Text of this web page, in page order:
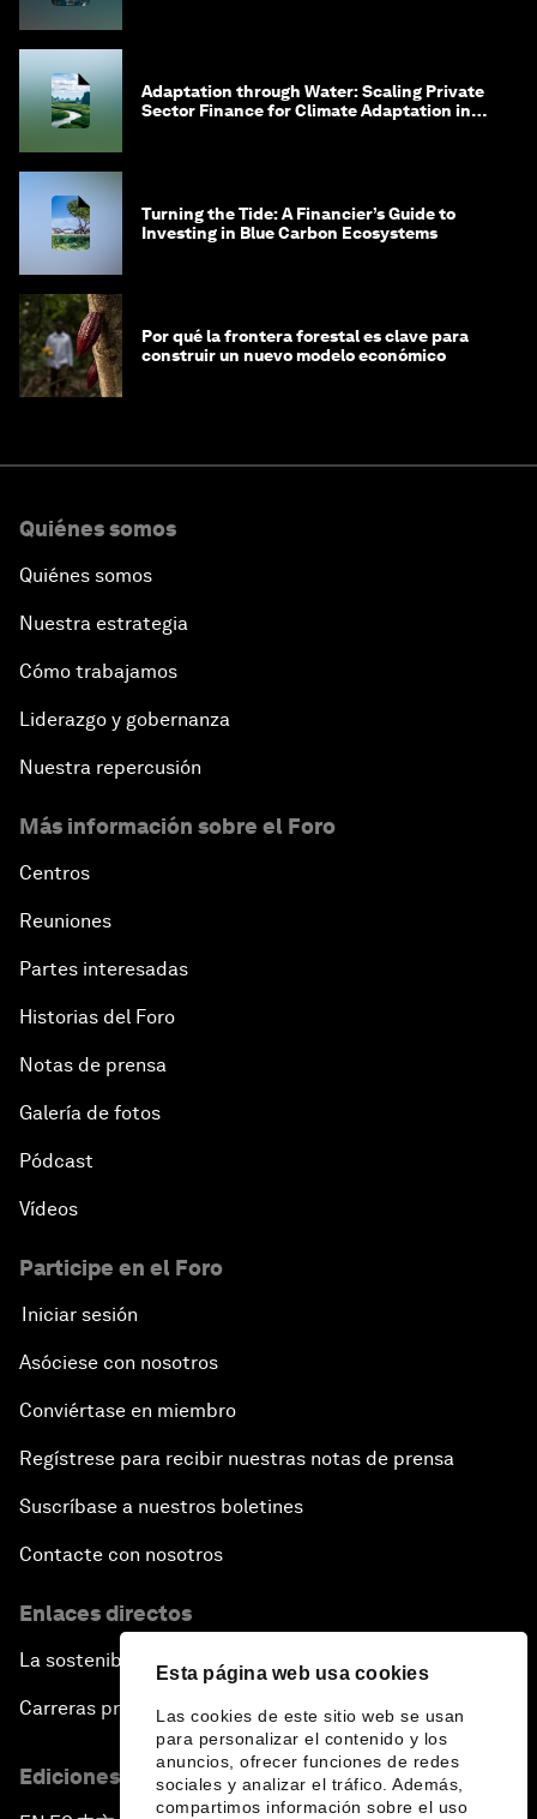
Esta página web usa cookies
Las cookies de este sitio web se usan
para personalizar el contenido y los
anuncios, ofrecer funciones de redes
sociales y analizar el tráfico. Además,
compartimos información sobre el uso
Adaptation through Water: Scaling Private
Sector Finance for Climate Adaptation in
Turning the Tide: A Financier’s Guide to
Investing in Blue Carbon Ecosystems
Por qué la frontera forestal es clave para
construir un nuevo modelo económico
Quiénes somos
Quiénes somos
Nuestra estrategia
Cómo trabajamos
Liderazgo y gobernanza
Nuestra repercusión
Más información sobre el Foro
Centros
Reuniones
Partes interesadas
Historias del Foro
Notas de prensa
Galería de fotos
Pódcast
Vídeos
Participe en el Foro
Iniciar sesión
Asóciese con nosotros
Conviértase en miembro
Regístrese para recibir nuestras notas de prensa
Suscríbase a nuestros boletines
Contacte con nosotros
Enlaces directos
La sostenibilidad en el Foro
Carreras profesionales
Ediciones en otros idiomas